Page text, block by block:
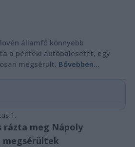
államfő könnyebb
a pénteki autóbalesetet, egy
megsérült. Bővebben...
1.
rázta meg Nápoly
megsérültek